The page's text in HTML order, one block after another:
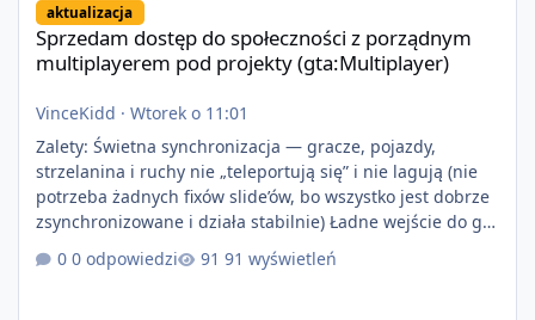
aktualizacja
Sprzedam dostęp do społeczności z porządnym
multiplayerem pod projekty (gta:Multiplayer)
VinceKidd · Wtorek o 11:01
Zalety: Świetna synchronizacja — gracze, pojazdy,
strzelanina i ruchy nie „teleportują się” i nie lagują (nie
potrzeba żadnych fixów slide’ów, bo wszystko jest dobrze
zsynchronizowane i działa stabilnie) Ładne wejście do gry
+ solidny antycheat na poziomie multiplayera Wygodne
pisanie własnych modów i skryptów (wsparcie C# / JS /
0 odpowiedzi 91 wyświetleń